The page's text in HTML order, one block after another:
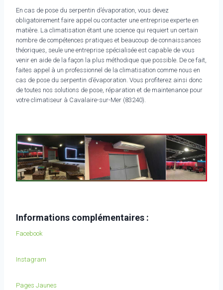
En cas de pose du serpentin d’évaporation, vous devez
obligatoirement faire appel ou contacter une entreprise experte en
matière. La climatisation étant une science qui requiert un certain
nombre de compétences pratiques et beaucoup de connaissances
théoriques, seule une entreprise spécialisée est capable de vous
venir en aide de la façon la plus méthodique que possible. De ce fait,
faites appel à un professionnel de la climatisation comme nous en
cas de pose du serpentin d’évaporation. Vous profiterez ainsi donc
de toutes nos solutions de pose, réparation et de maintenance pour
votre climatiseur à Cavalaire-sur-Mer (83240).
Informations complémentaires :
Facebook
Instagram
Pages Jaunes